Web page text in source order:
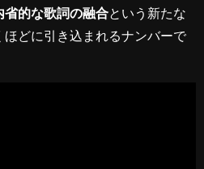
省的な歌詞の融合という新たな
どに引き込まれるナンバーで